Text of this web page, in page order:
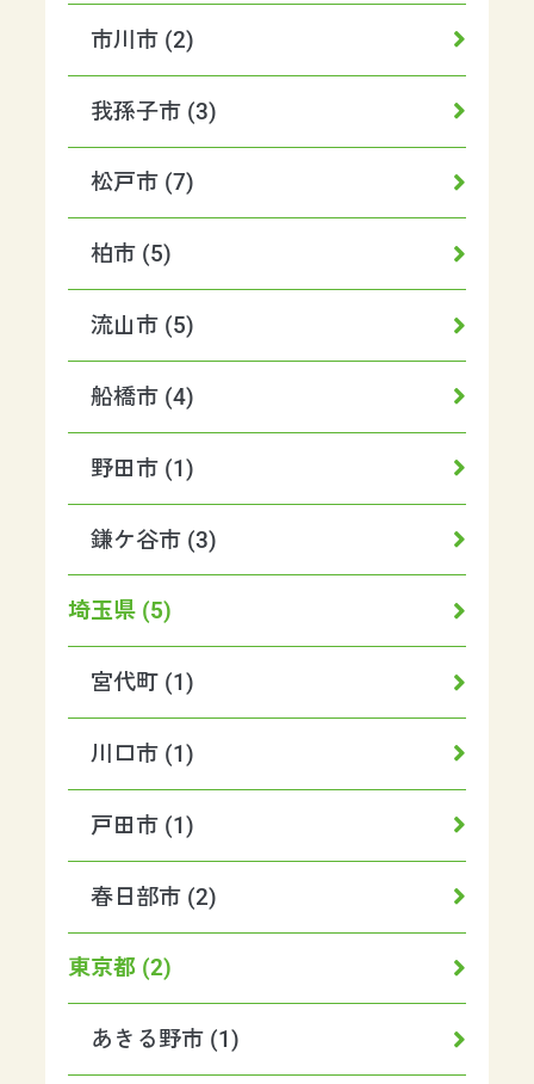
市川市 (2)
我孫子市 (3)
松戸市 (7)
柏市 (5)
流山市 (5)
船橋市 (4)
野田市 (1)
鎌ケ谷市 (3)
埼玉県 (5)
宮代町 (1)
川口市 (1)
戸田市 (1)
春日部市 (2)
東京都 (2)
あきる野市 (1)